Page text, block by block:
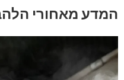
המדע מאחורי